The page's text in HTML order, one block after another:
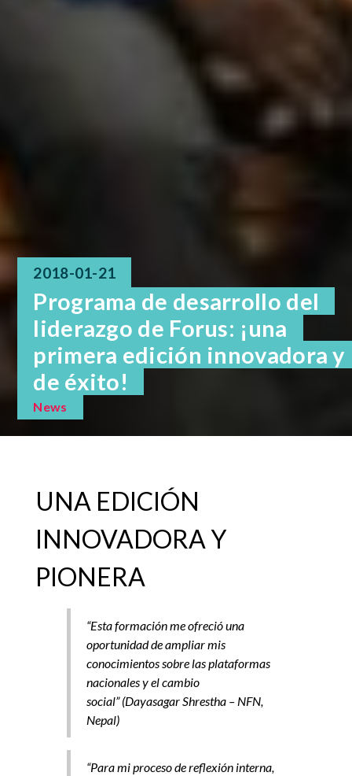
2018-01-21
Programa de desarrollo del
liderazgo de Forus: ¡una
primera edición innovadora y
de éxito!
News
UNA EDICIÓN
INNOVADORA Y
PIONERA
“Esta formación me ofreció una
oportunidad de ampliar mis
conocimientos sobre las plataformas
nacionales y el cambio
social” (Dayasagar Shrestha – NFN,
Nepal)
“Para mi proceso de reflexión interna,